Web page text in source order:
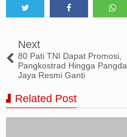
Next
80 Pati TNI Dapat Promosi,
Pangkostrad Hingga
Jaya Resmi Ganti
Related Post